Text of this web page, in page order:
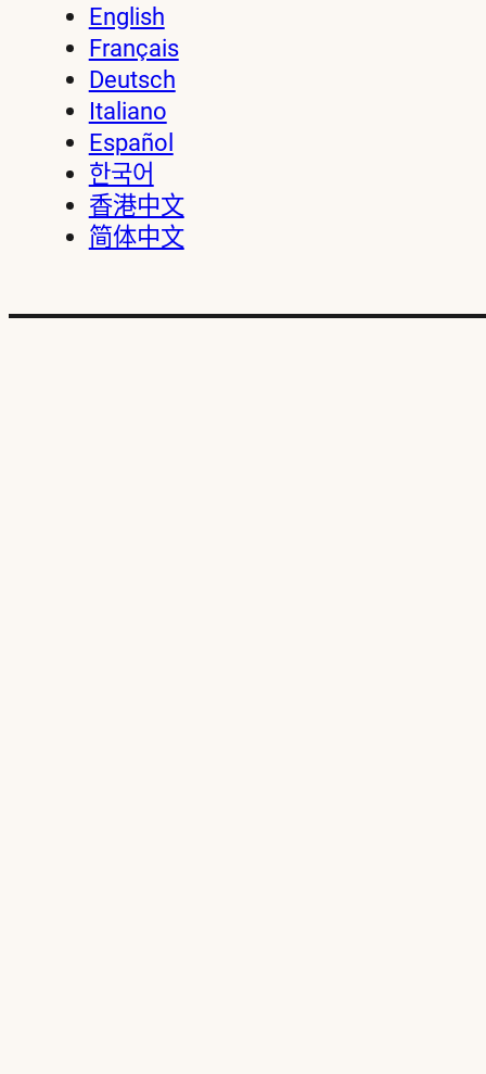
English
Français
Deutsch
Italiano
Español
한국어
香港中文
简体中文